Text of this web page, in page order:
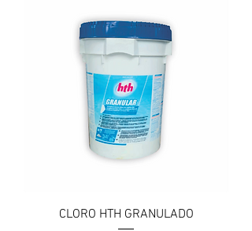
CLORO HTH GRANULADO